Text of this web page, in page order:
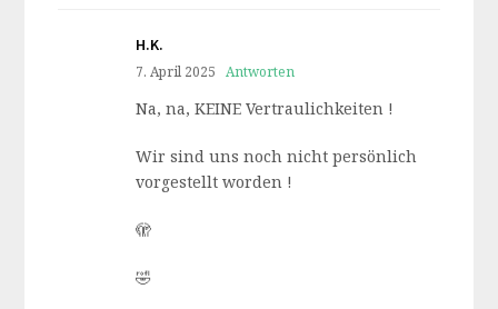
H.K.
7. April 2025 Antworten
Na, na, KEINE Vertraulichkeiten !
Wir sind uns noch nicht persönlich
vorgestellt worden !
🫣
🤣